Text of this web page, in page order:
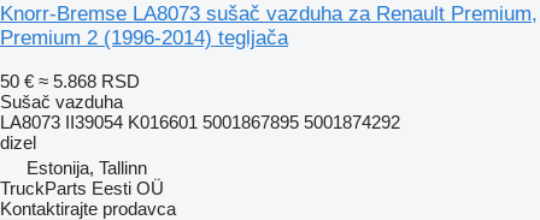
Knorr-Bremse LA8073 sušač vazduha za Renault Premium,
Premium 2 (1996-2014) tegljača
50 € ≈ 5.868 RSD
Sušač vazduha
LA8073 II39054 K016601 5001867895 5001874292
dizel
Estonija, Tallinn
TruckParts Eesti OÜ
Kontaktirajte prodavca